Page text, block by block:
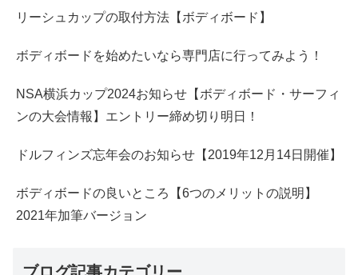
リーシュカップの取付方法【ボディボード】
ボディボードを始めたいなら専門店に行ってみよう！
NSA横浜カップ2024お知らせ【ボディボード・サーフィ
ンの大会情報】エントリー締め切り明日！
ドルフィンズ忘年会のお知らせ【2019年12月14日開催】
ボディボードの良いところ【6つのメリットの説明】
2021年加筆バージョン